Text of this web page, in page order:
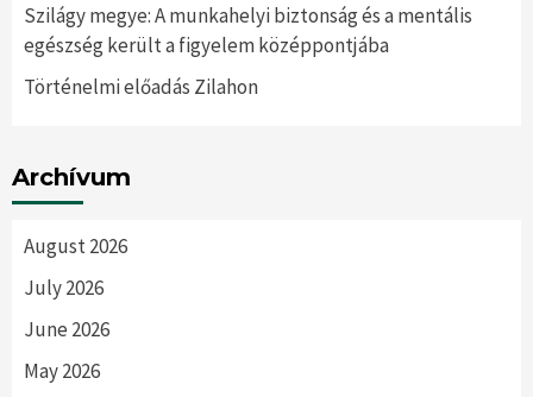
Szilágy megye: A munkahelyi biztonság és a mentális
egészség került a figyelem középpontjába
Történelmi előadás Zilahon
Archívum
August 2026
July 2026
June 2026
May 2026